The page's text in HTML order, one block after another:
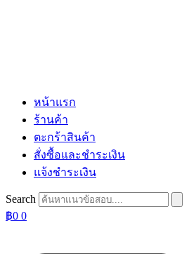
หน้าแรก
ร้านค้า
ตะกร้าสินค้า
สั่งซื้อและชำระเงิน
แจ้งชำระเงิน
Search
฿0 0